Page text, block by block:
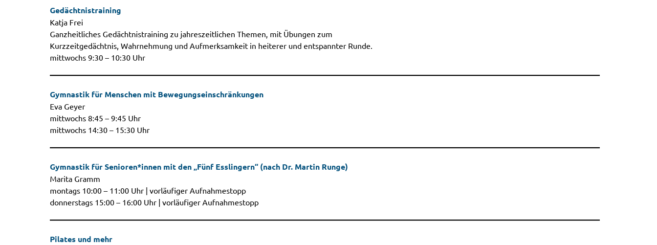
Gedächtnistraining
Katja Frei
Ganzheitliches Gedächtnistraining zu jahreszeitlichen Themen, mit Übungen zum
Kurzzeitgedächtnis, Wahrnehmung und Aufmerksamkeit in heiterer und entspannter Runde.
mittwochs 9:30 – 10:30 Uhr
Gymnastik für Menschen mit Bewegungseinschränkungen
Eva Geyer
mittwochs 8:45 – 9:45 Uhr
mittwochs 14:30 – 15:30 Uhr
Gymnastik für Senioren*innen mit den „Fünf Esslingern“ (nach Dr. Martin Runge)
Marita Gramm
montags 10:00 – 11:00 Uhr | vorläufiger Aufnahmestopp
donnerstags 15:00 – 16:00 Uhr | vorläufiger Aufnahmestopp
Pilates und mehr